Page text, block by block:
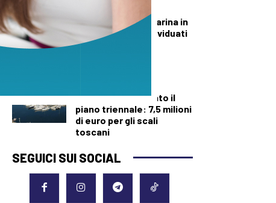
Nidi di tartaruga marina in
calo, circa 280 individuati
in Italia
regionale, approvato il
piano triennale: 7,5 milioni
di euro per gli scali
toscani
SEGUICI SUI SOCIAL